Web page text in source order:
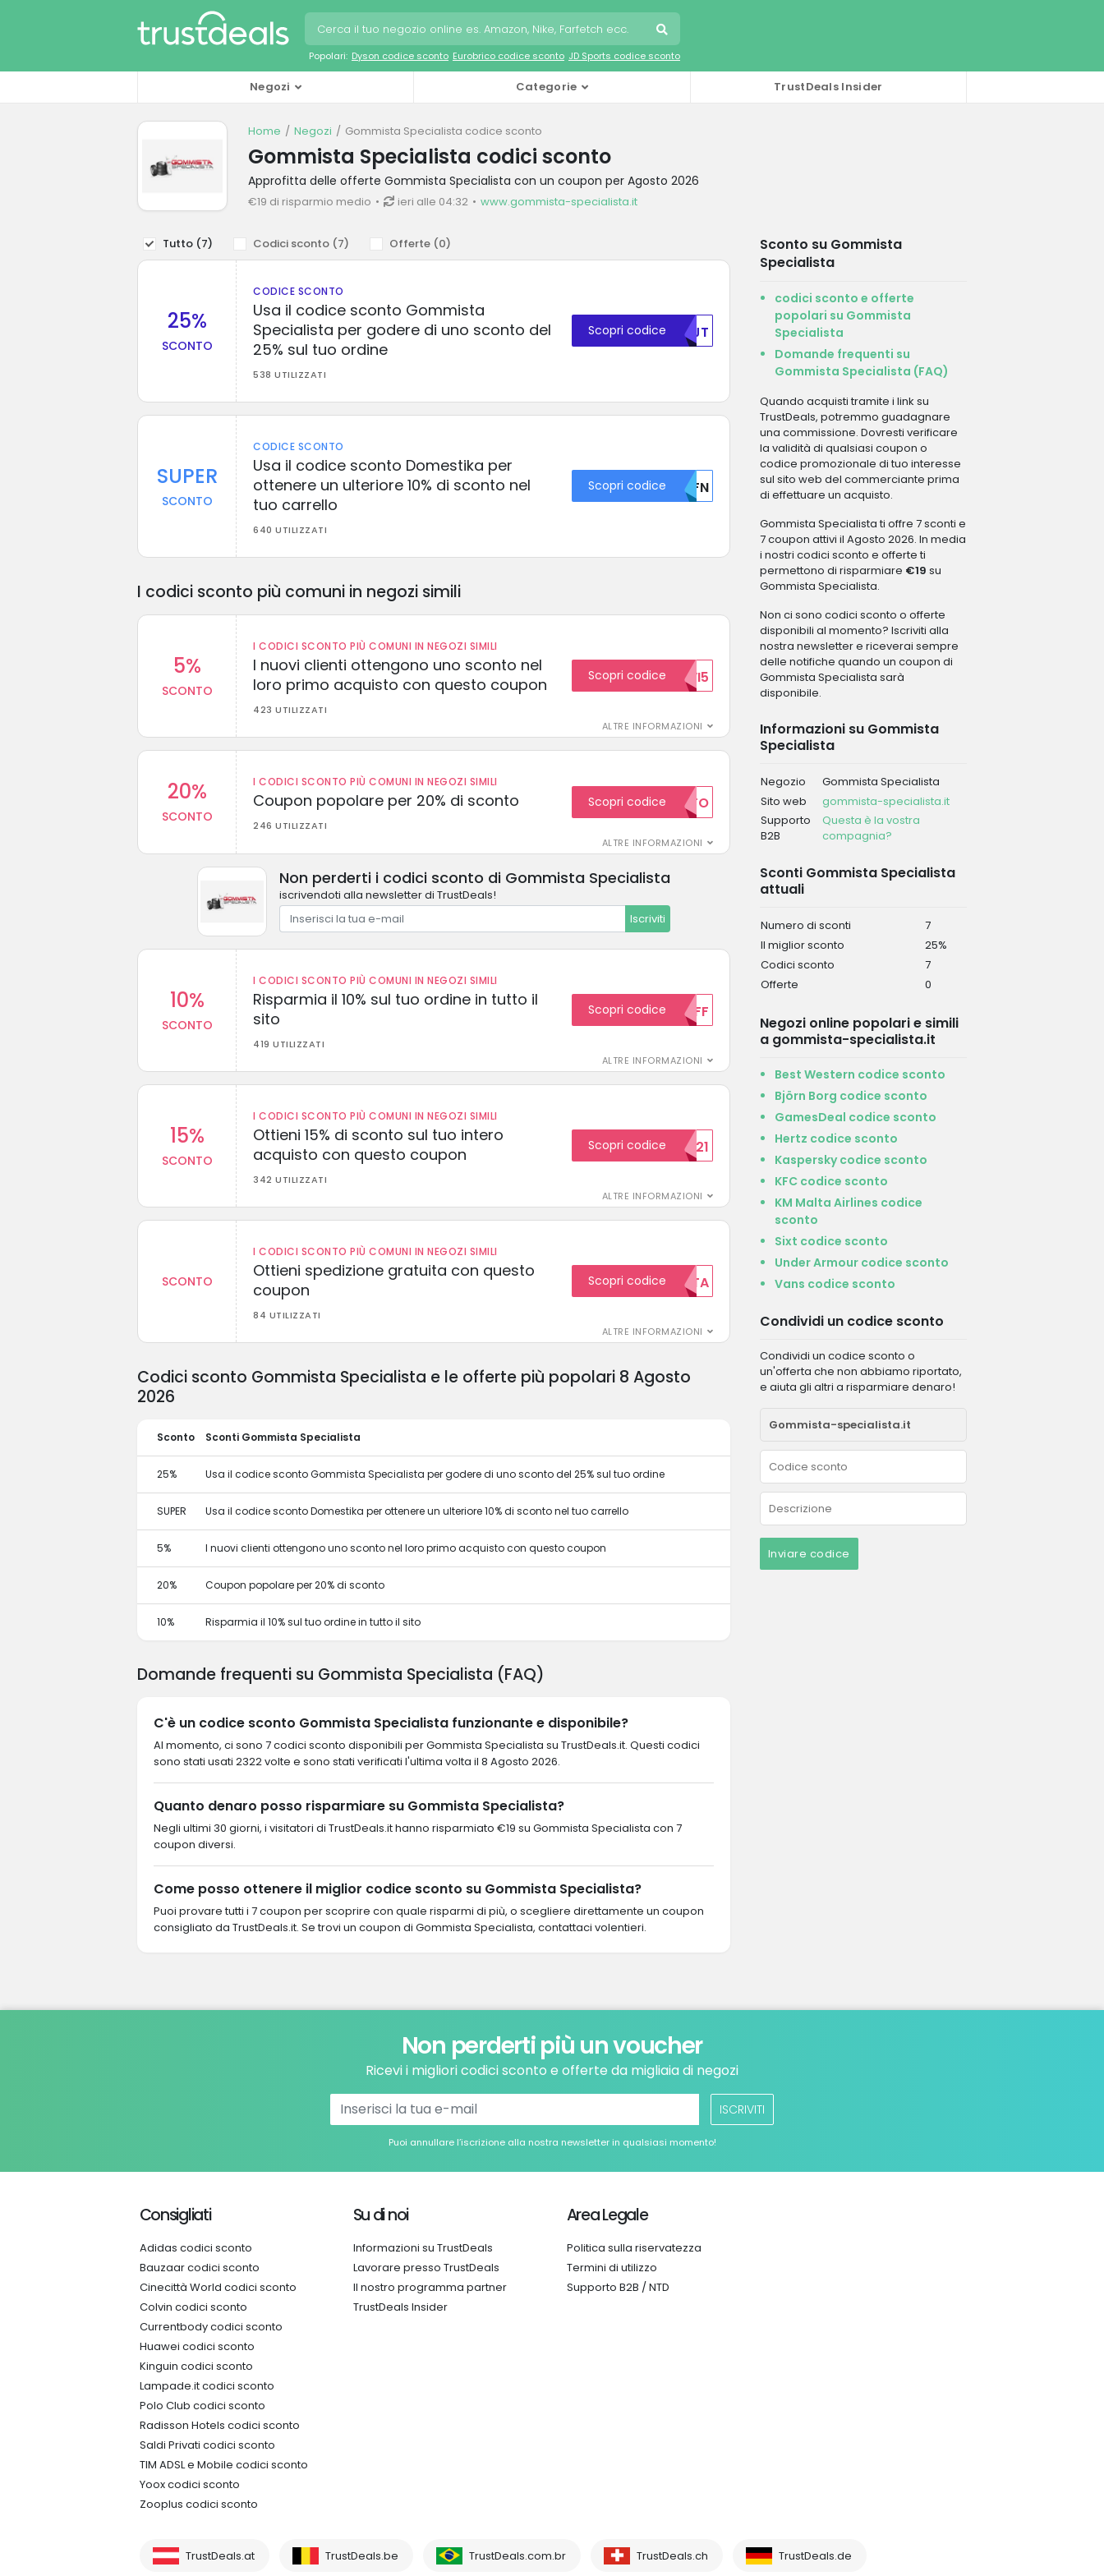
Popolari: Dyson codice sconto Eurobrico codice sconto JD Sports codice sconto
Negozi Categorie TrustDeals Insider
Home Negozi Gommista Specialista codice sconto
Gommista Specialista codici sconto
Approfitta delle offerte Gommista Specialista con un coupon per Agosto 2026
€19 di risparmio medio ieri alle 04:32 www.gommista-specialista.it
Tutto (7) Codici sconto (7) Offerte (0)
25%
SCONTO
CODICE SCONTO
Usa il codice sconto Gommista
Specialista per godere di uno sconto del
25% sul tuo ordine
538 UTILIZZATI
Scopri codice NTJT
SUPER
SCONTO
CODICE SCONTO
Usa il codice sconto Domestika per
ottenere un ulteriore 10% di sconto nel
tuo carrello
640 UTILIZZATI
Scopri codice U0FN
I codici sconto più comuni in negozi simili
5%
SCONTO
I CODICI SCONTO PIÙ COMUNI IN NEGOZI SIMILI
I nuovi clienti ottengono uno sconto nel
loro primo acquisto con questo coupon
423 UTILIZZATI
ALTRE INFORMAZIONI
Scopri codiceNUOVI5
20%
SCONTO
I CODICI SCONTO PIÙ COMUNI IN NEGOZI SIMILI
Coupon popolare per 20% di sconto
246 UTILIZZATI
ALTRE INFORMAZIONI
Scopri codice20SCONTO
Non perderti i codici sconto di Gommista Specialista
iscrivendoti alla newsletter di TrustDeals!
Iscriviti
10%
SCONTO
I CODICI SCONTO PIÙ COMUNI IN NEGOZI SIMILI
Risparmia il 10% sul tuo ordine in tutto il
sito
419 UTILIZZATI
ALTRE INFORMAZIONI
Scopri codice 10OFF
15%
SCONTO
I CODICI SCONTO PIÙ COMUNI IN NEGOZI SIMILI
Ottieni 15% di sconto sul tuo intero
acquisto con questo coupon
342 UTILIZZATI
ALTRE INFORMAZIONI
Scopri codice
15SCONTO2021
SCONTO
I CODICI SCONTO PIÙ COMUNI IN NEGOZI SIMILI
Ottieni spedizione gratuita con questo
coupon
84 UTILIZZATI
ALTRE INFORMAZIONI
Scopri codiceGRATUITA
Sconto su Gommista
Specialista
codici sconto e offerte
popolari su Gommista
Specialista
Domande frequenti su
Gommista Specialista (FAQ)
Quando acquisti tramite i link su
TrustDeals, potremmo guadagnare
una commissione. Dovresti verificare
la validità di qualsiasi coupon o
codice promozionale di tuo interesse
sul sito web del commerciante prima
di effettuare un acquisto.
Gommista Specialista ti offre 7 sconti e
7 coupon attivi il Agosto 2026. In media
i nostri codici sconto e offerte ti
permettono di risparmiare €19 su
Gommista Specialista.
Non ci sono codici sconto o offerte
disponibili al momento? Iscriviti alla
nostra newsletter e riceverai sempre
delle notifiche quando un coupon di
Gommista Specialista sarà
disponibile.
Informazioni su Gommista
Specialista
Negozio
Gommista Specialista
Sito web
gommista-specialista.it
Supporto
B2B
Questa è la vostra
compagnia?
Sconti Gommista Specialista
attuali
Numero di sconti
7
Il miglior sconto
25%
Codici sconto
7
Offerte
0
Negozi online popolari e simili
a gommista-specialista.it
Best Western codice sconto
Björn Borg codice sconto
GamesDeal codice sconto
Hertz codice sconto
Kaspersky codice sconto
KFC codice sconto
KM Malta Airlines codice
sconto
Sixt codice sconto
Under Armour codice sconto
Vans codice sconto
Condividi un codice sconto
Condividi un codice sconto o
un'offerta che non abbiamo riportato,
e aiuta gli altri a risparmiare denaro!
Inviare codice
Codici sconto Gommista Specialista e le offerte più popolari 8 Agosto
2026
Sconto Sconti Gommista Specialista
25% Usa il codice sconto Gommista Specialista per godere di uno sconto del 25% sul tuo ordine
SUPER Usa il codice sconto Domestika per ottenere un ulteriore 10% di sconto nel tuo carrello
5% I nuovi clienti ottengono uno sconto nel loro primo acquisto con questo coupon
20% Coupon popolare per 20% di sconto
10% Risparmia il 10% sul tuo ordine in tutto il sito
Domande frequenti su Gommista Specialista (FAQ)
C'è un codice sconto Gommista Specialista funzionante e disponibile?
Al momento, ci sono 7 codici sconto disponibili per Gommista Specialista su TrustDeals.it. Questi codici
sono stati usati 2322 volte e sono stati verificati l'ultima volta il 8 Agosto 2026.
Quanto denaro posso risparmiare su Gommista Specialista?
Negli ultimi 30 giorni, i visitatori di TrustDeals.it hanno risparmiato €19 su Gommista Specialista con 7
coupon diversi.
Come posso ottenere il miglior codice sconto su Gommista Specialista?
Puoi provare tutti i 7 coupon per scoprire con quale risparmi di più, o scegliere direttamente un coupon
consigliato da TrustDeals.it. Se trovi un coupon di Gommista Specialista, contattaci volentieri.
Non perderti più un voucher
Ricevi i migliori codici sconto e offerte da migliaia di negozi
ISCRIVITI
Puoi annullare l’iscrizione alla nostra newsletter in qualsiasi momento!
Consigliati
Adidas codici sconto
Bauzaar codici sconto
Cinecittà World codici sconto
Colvin codici sconto
Currentbody codici sconto
Huawei codici sconto
Kinguin codici sconto
Lampade.it codici sconto
Polo Club codici sconto
Radisson Hotels codici sconto
Saldi Privati codici sconto
TIM ADSL e Mobile codici sconto
Yoox codici sconto
Zooplus codici sconto
Su di noi
Informazioni su TrustDeals
Lavorare presso TrustDeals
Il nostro programma partner
TrustDeals Insider
Area Legale
Politica sulla riservatezza
Termini di utilizzo
Supporto B2B / NTD
TrustDeals.at TrustDeals.be TrustDeals.com.br TrustDeals.ch TrustDeals.de